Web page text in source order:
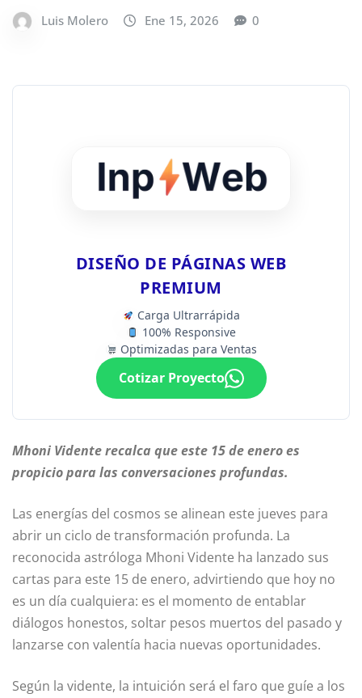
Luis Molero Ene 15, 2026 0
DISEÑO DE PÁGINAS WEB
PREMIUM
Carga Ultrarrápida
100% Responsive
Optimizadas para Ventas
Cotizar Proyecto
Mhoni Vidente recalca que este 15 de enero es
propicio para las conversaciones profundas.
Las energías del cosmos se alinean este jueves para
abrir un ciclo de transformación profunda. La
reconocida astróloga Mhoni Vidente ha lanzado sus
cartas para este 15 de enero, advirtiendo que hoy no
es un día cualquiera: es el momento de entablar
diálogos honestos, soltar pesos muertos del pasado y
lanzarse con valentía hacia nuevas oportunidades.
Según la vidente, la intuición será el faro que guíe a los